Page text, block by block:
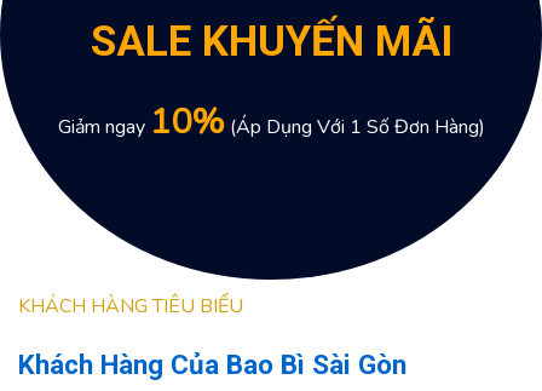
SALE KHUYẾN MÃI
Giảm ngay 10%(Áp Dụng Với 1 Số Đơn Hàng)
KHÁCH HÀNG TIÊU BIỂU
Khách Hàng Của Bao Bì Sài Gòn